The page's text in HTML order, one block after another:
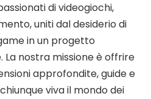
di videogiochi,
uniti dal desiderio di
in un progetto
nostra missione è offrire
approfondite, guide e
viva il mondo dei